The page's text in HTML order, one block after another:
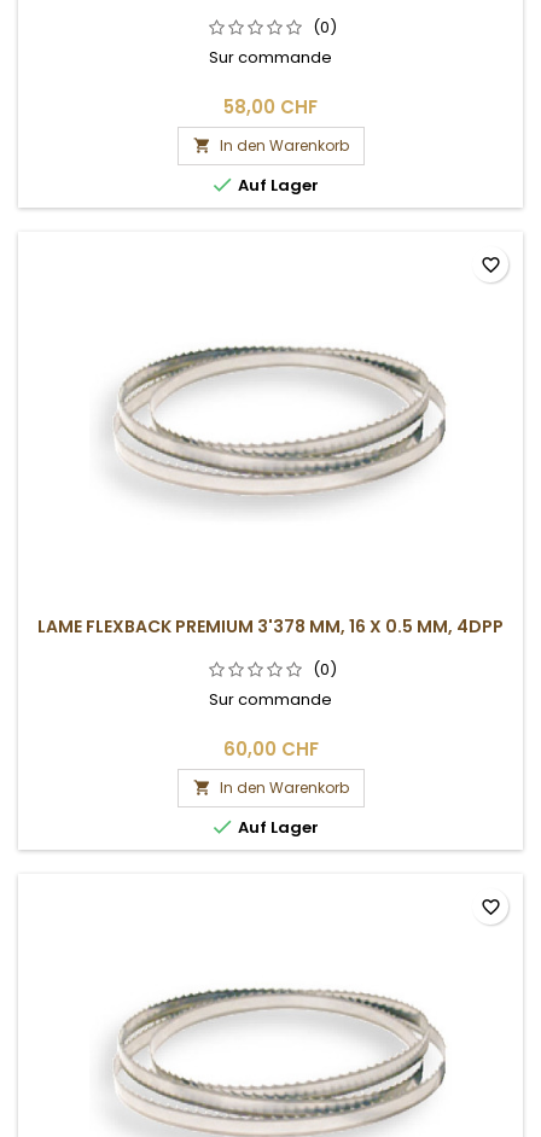
(0)
Sur commande
58,00 CHF
 In den Warenkorb
 Auf Lager
LAME FLEXBACK PREMIUM 3'378 MM, 16 X 0.5 MM, 4DPP
(0)
Sur commande
60,00 CHF
 In den Warenkorb
 Auf Lager
favorite_border
favorite_border